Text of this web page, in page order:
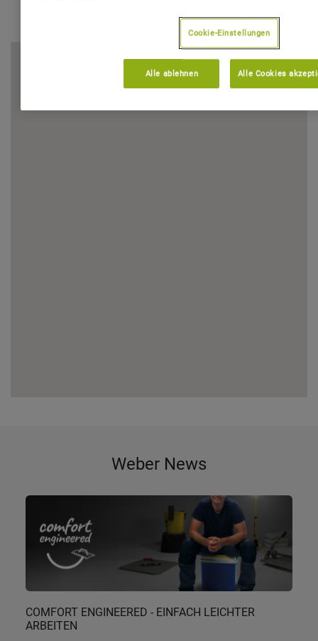
Weber News
COMFORT ENGINEERED - EINFACH LEICHTER
ARBEITEN
Cookie-Einstellungen
Alle ablehnen Alle Cookies